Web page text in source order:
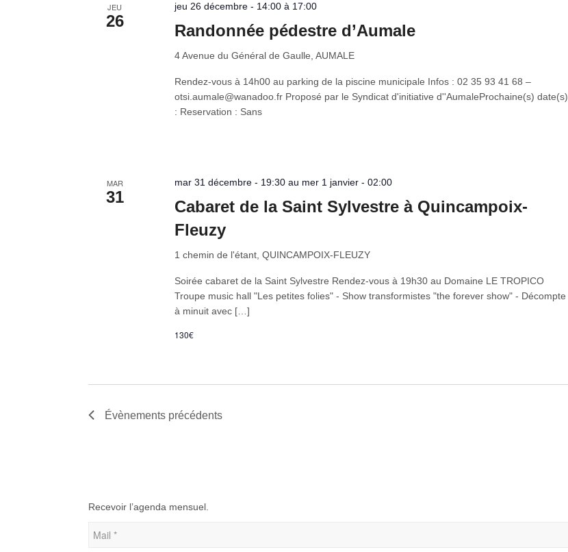
JEU
26
jeu 26 décembre - 14:00 à 17:00
Randonnée pédestre d’Aumale
4 Avenue du Général de Gaulle, AUMALE
Rendez-vous à 14h00 au parking de la piscine municipale Infos : 02 35 93 41 68 –
otsi.aumale@wanadoo.fr Proposé par le Syndicat d'initiative d''AumaleProchaine(s) date(s)
: Reservation : Sans
MAR
31
mar 31 décembre - 19:30 au mer 1 janvier - 02:00
Cabaret de la Saint Sylvestre à Quincampoix-
Fleuzy
1 chemin de l'étant, QUINCAMPOIX-FLEUZY
Soirée cabaret de la Saint Sylvestre Rendez-vous à 19h30 au Domaine LE TROPICO
Troupe music hall "Les petites folies" - Show transformistes "the forever show" - Décompte
à minuit avec […]
130€
Évènements précédents
Recevoir l’agenda mensuel.